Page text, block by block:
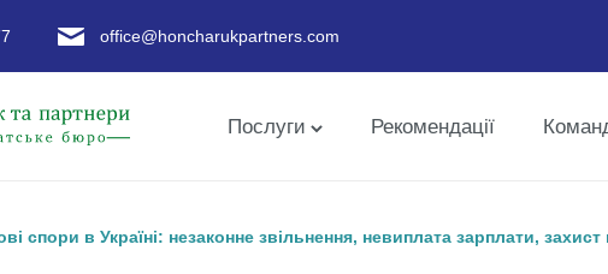
office@honcharukpartners.com
Послуги Рекомендації
спори в Україні: незаконне звільнення, невиплата зарплати, захист